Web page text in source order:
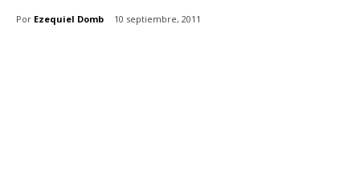
Por Ezequiel Domb 10 septiembre, 2011